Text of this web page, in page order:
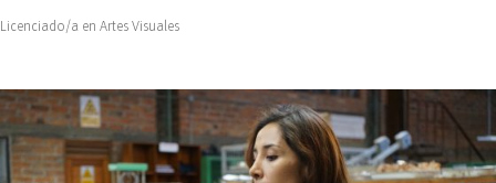
Licenciado/a en Artes Visuales